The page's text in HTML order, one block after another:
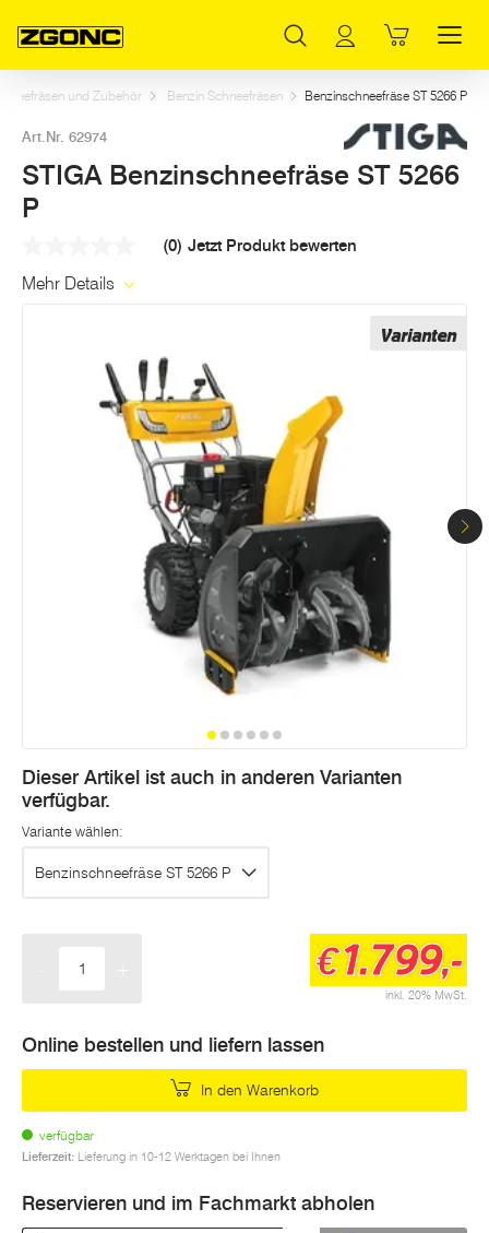
und Zubehör Benzin Schneefräsen Benzinschneefräse ST 5266 P
Art.Nr. 62974
STIGA Benzinschneefräse ST 5266
P
Link
(0) Jetzt Produkt bewerten
Mehr Details
Varianten
Dieser Artikel ist auch in anderen Varianten
verfügbar.
Variante wählen:
Benzinschneefräse ST 5266 P
inkl. 20% MwSt.
€1.799,-
Online bestellen und liefern lassen
In den Warenkorb
verfügbar
Lieferzeit: Lieferung in 10-12 Werktagen bei Ihnen
Reservieren und im Fachmarkt abholen